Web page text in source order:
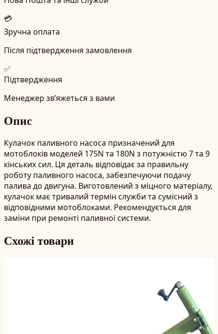
💳
Зручна оплата
Після підтвердження замовлення
✅
Підтвердження
Менеджер зв’яжеться з вами
Опис
Кулачок паливного насоса призначений для
мотоблоків моделей 175N та 180N з потужністю 7 та 9
кінських сил. Ця деталь відповідає за правильну
роботу паливного насоса, забезпечуючи подачу
палива до двигуна. Виготовлений з міцного матеріалу,
кулачок має тривалий термін служби та сумісний з
відповідними мотоблоками. Рекомендується для
заміни при ремонті паливної системи.
Схожі товари